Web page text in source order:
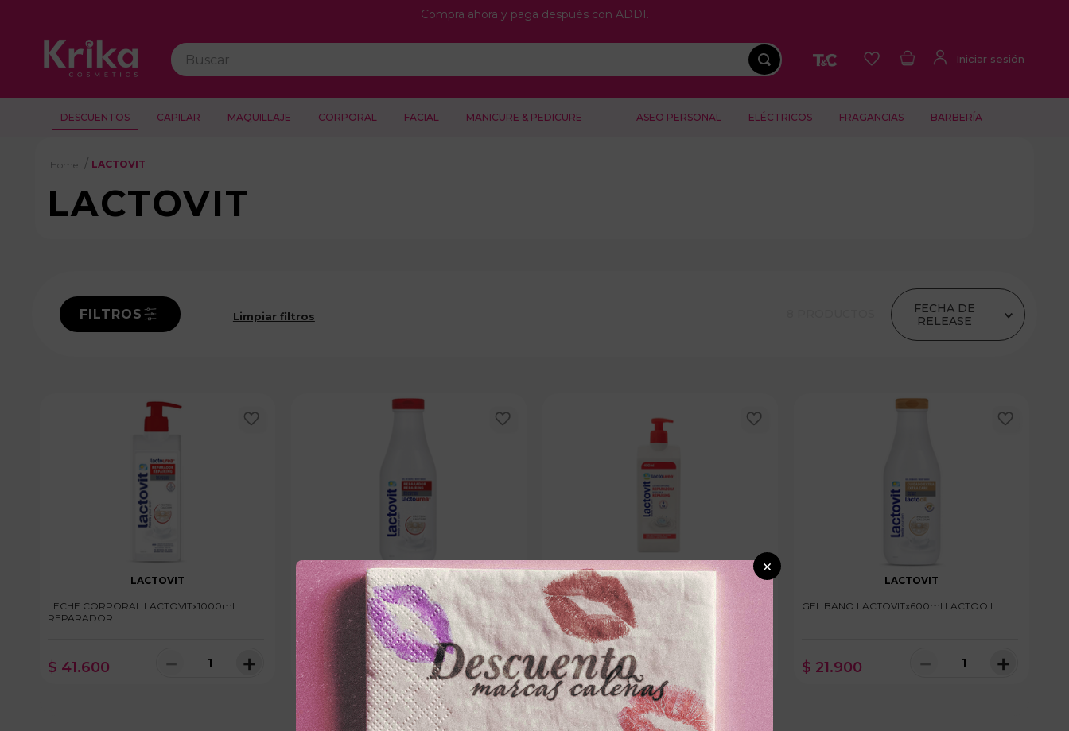
Compra ahora y paga después con ADDI.
Buscar
DESCUENTOS CAPILAR MAQUILLAJE CORPORAL FACIAL MANICURE & PEDICURE ASEO PERSONAL ELÉCTRICOS FRAGANCIAS BARBERÍA
LACTOVIT
LACTOVIT
FILTROS
FECHA DE
RELEASE
LACTOVIT
LECHE CORPORAL LACTOVITx1000ml
REPARADOR
$ 41.600 ＋
－
LACTOVIT
GEL BANO LACTOVITx600ml REPARADOR
$ 22. 700 ＋
－
LACTOVIT
LECHE CORPORAL LACTOVITx400ml
REPARADOR
$ 26.000 ＋
－
LACTOVIT
GEL BANO LACTOVITx600ml LACTOOIL
$ 21.900 ＋
－
×